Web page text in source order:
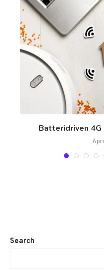
Batteridriven 4G
Search